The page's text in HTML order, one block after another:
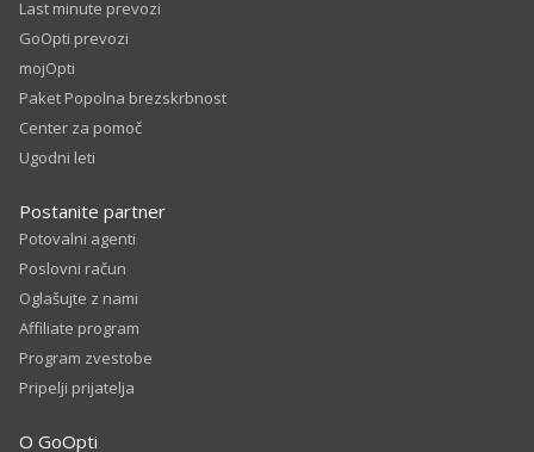
Last minute prevozi
GoOpti prevozi
mojOpti
Paket Popolna brezskrbnost
Center za pomoč
Ugodni leti
Postanite partner
Potovalni agenti
Poslovni račun
Oglašujte z nami
Affiliate program
Program zvestobe
Pripelji prijatelja
O GoOpti